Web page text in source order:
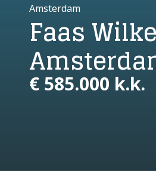
Amsterdam
Faas
€ 585.000 k.k.